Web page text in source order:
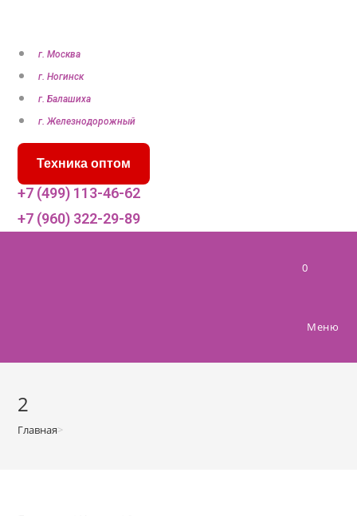
д
г. Москва
г. Ногинск
г. Балашиха
г. Железнодорожный
Техника оптом
+7 (499) 113-46-62
+7 (960) 322-29-89
0
Меню
2
Главная>